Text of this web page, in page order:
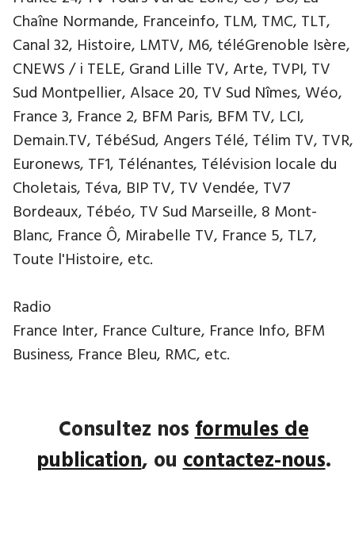
Chaîne Normande, Franceinfo, TLM, TMC, TLT,
Canal 32, Histoire, LMTV, M6, téléGrenoble Isère,
CNEWS / i TELE, Grand Lille TV, Arte, TVPI, TV
Sud Montpellier, Alsace 20, TV Sud Nîmes, Wéo,
France 3, France 2, BFM Paris, BFM TV, LCI,
Demain.TV, TébéSud, Angers Télé, Télim TV, TVR,
Euronews, TF1, Télénantes, Télévision locale du
Choletais, Téva, BIP TV, TV Vendée, TV7
Bordeaux, Tébéo, TV Sud Marseille, 8 Mont-
Blanc, France Ô, Mirabelle TV, France 5, TL7,
Toute l'Histoire, etc.
Radio
France Inter, France Culture, France Info, BFM
Business, France Bleu, RMC, etc.
Consultez nosformules de
publication, oucontactez-nous.